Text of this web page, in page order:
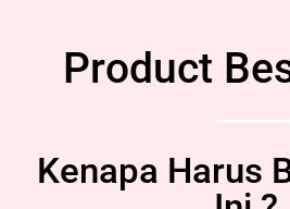
Product
Kenapa Harus